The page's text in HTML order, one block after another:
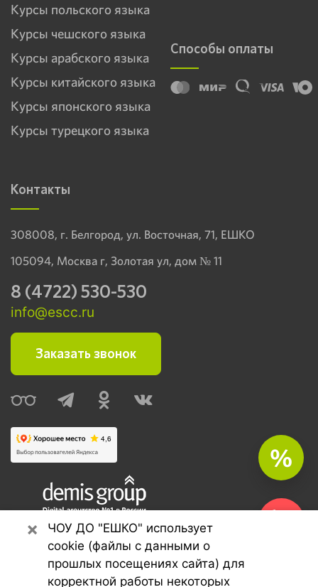
%
Способы оплаты
Курсы польского языка
Курсы чешского языка
Курсы арабского языка
Курсы китайского языка
Курсы японского языка
Курсы турецкого языка
Контакты
308008, г. Белгород, ул. Восточная, 71, ЕШКО
105094, Москва г, Золотая ул, дом № 11
8 (4722) 530-530
info@escc.ru
Заказать звонок
Seo продвижение сайтов
Demis Group
ЧОУ ДО "ЕШКО" использует
cookie (файлы с данными о
прошлых посещениях сайта) для
корректной работы некоторых
×